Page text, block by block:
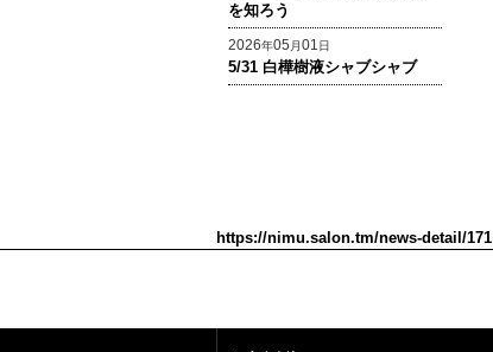
を知ろう
2026年05 月01日
5/31 白樺樹液シャブシャブ
https://nimu.salon.tm/news-detail/171